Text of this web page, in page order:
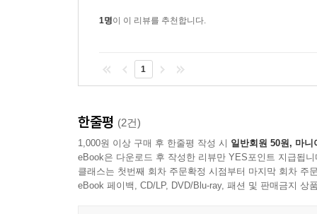
1명이 이 리뷰를 추천합니다.
1
한줄평 (2건)
1,000원 이상 구매 후 한줄평 작성 시 일반회원 50원, 마니
eBook은 다운로드 후 작성한 리뷰만 YES포인트 지급됩니
클래스는 첫번째 회차 주문확정 시점부터 마지막 회차 주
eBook 페이백, CD/LP, DVD/Blu-ray, 패션 및 판매금지 상